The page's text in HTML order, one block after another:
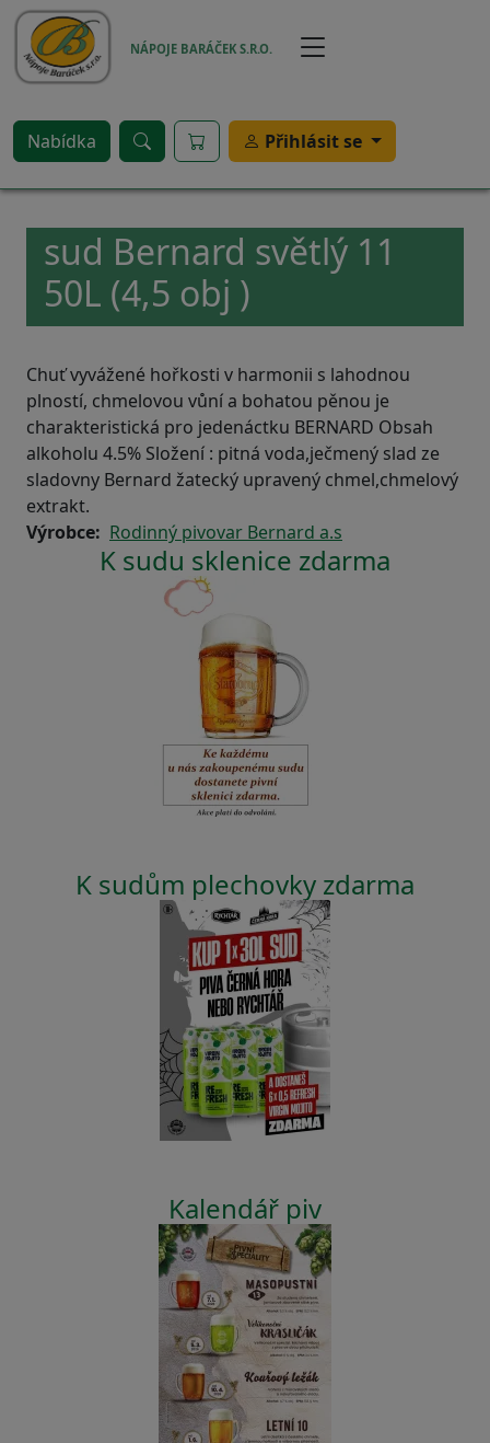
Přejít k hlavnímu obsahu
NÁPOJE BARÁČEK S.R.O.
Nabídka Přihlásit se
sud Bernard světlý 11
50L (4,5 obj )
Chuť vyvážené hořkosti v harmonii s lahodnou
plností, chmelovou vůní a bohatou pěnou je
charakteristická pro jedenáctku BERNARD Obsah
alkoholu 4.5% Složení : pitná voda,ječmený slad ze
sladovny Bernard žatecký upravený chmel,chmelový
extrakt.
Výrobce
Rodinný pivovar Bernard a.s
K sudu sklenice zdarma
K sudům plechovky zdarma
Kalendář piv